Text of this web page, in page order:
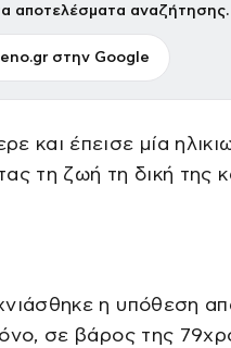
αποτελέσματα αναζήτησης.
στην Google
και έπεισε μία
τη ζωή τη δική της
η υπόθεση
σε βάρος της